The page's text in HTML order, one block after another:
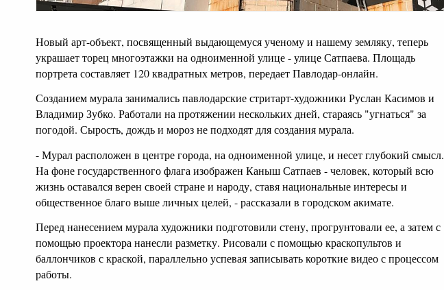
Новый арт-объект, посвященный выдающемуся ученому и нашему земляку, теперь
украшает торец многоэтажки на одноименной улице - улице Сатпаева. Площадь
портрета составляет 120 квадратных метров, передает Павлодар-онлайн.
Созданием мурала занимались павлодарские стритарт-художники Руслан Касимов и
Владимир Зубко. Работали на протяжении нескольких дней, стараясь "угнаться" за
погодой. Сырость, дождь и мороз не подходят для создания мурала.
- Мурал расположен в центре города, на одноименной улице, и несет глубокий смысл.
На фоне государственного флага изображен Каныш Сатпаев - человек, который всю
жизнь оставался верен своей стране и народу, ставя национальные интересы и
общественное благо выше личных целей, - рассказали в городском акимате.
Перед нанесением мурала художники подготовили стену, прогрунтовали ее, а затем с
помощью проектора нанесли разметку. Рисовали с помощью краскопультов и
баллончиков с краской, параллельно успевая записывать короткие видео с процессом
работы.